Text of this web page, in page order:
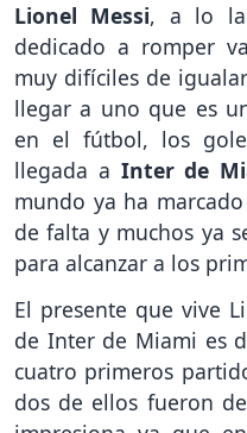
Lionel Messi, a lo
dedicado a romper
muy difíciles de
llegar a uno que es
en el fútbol, los
llegada a Inter de
mundo ya ha
de falta y muchos ya
para alcanzar a los
El presente que vive
de Inter de Miami es
cuatro primeros
dos de ellos fueron